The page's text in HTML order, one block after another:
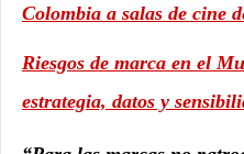
Colombia a salas de cine
Riesgos de marca en el
estrategia, datos y